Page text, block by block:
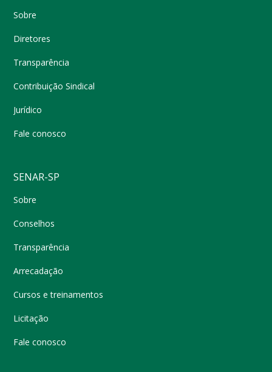
Sobre
Diretores
Transparência
Contribuição Sindical
Jurídico
Fale conosco
SENAR-SP
Sobre
Conselhos
Transparência
Arrecadação
Cursos e treinamentos
Licitação
Fale conosco